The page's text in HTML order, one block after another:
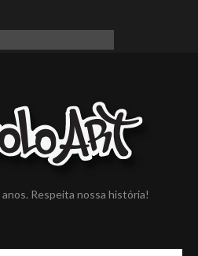
Respeita nossa história!